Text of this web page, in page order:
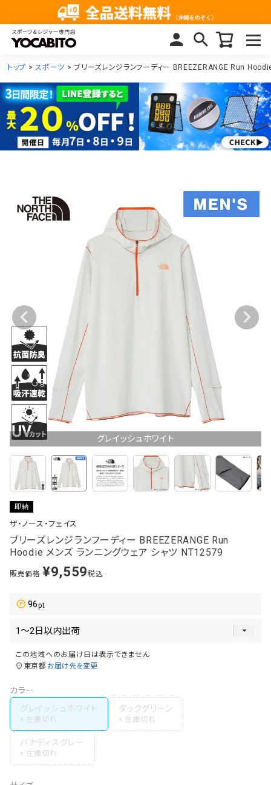
トップ スポーツ ブリーズレンジランフーディー BREEZERANGE Run
グレイッシュホワイト
即納
ザ・ノース・フェイス
ブリーズレンジランフーディー BREEZERANGE Run
Hoodie メンズ ランニングウェア シャツ NT12579
販売価格 ¥9,559税込
96
この地域へのお届け日は表示できません
東京都 お届け先を変更
カラー
グレイッシュホワイト
ダックグリーン
バナディスグレー